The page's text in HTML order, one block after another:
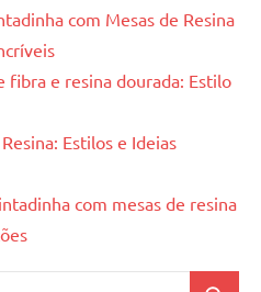
com Mesas de Resina
fibra e resina dourada: Estilo
Estilos e Ideias
com mesas de resina